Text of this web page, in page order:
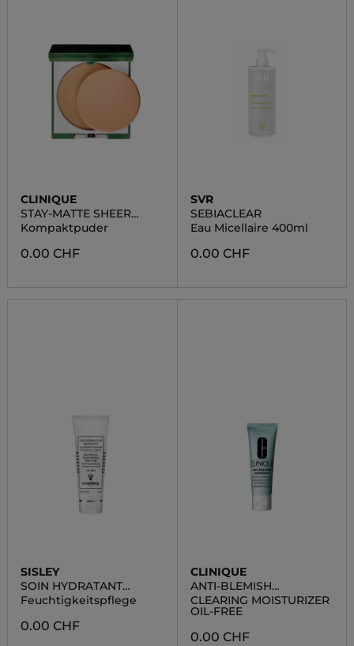
CLINIQUE
STAY-MATTE SHEER
PRESSED POWDE
Kompaktpuder
0.00 CHF
SVR
SEBIACLEAR
Eau Micellaire 400ml
0.00 CHF
SISLEY
SOIN HYDRATANT
MATIFIANT
Feuchtigkeitspflege
0.00 CHF
CLINIQUE
ANTI-BLEMISH
SOLUTIONS
CLEARING MOISTURIZER
OIL-FREE
0.00 CHF